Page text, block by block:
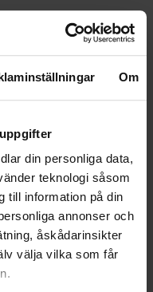
Om
din personliga data,
teknologi såsom
till information på din
annonser och
åskådarinsikter
välja vilka som får